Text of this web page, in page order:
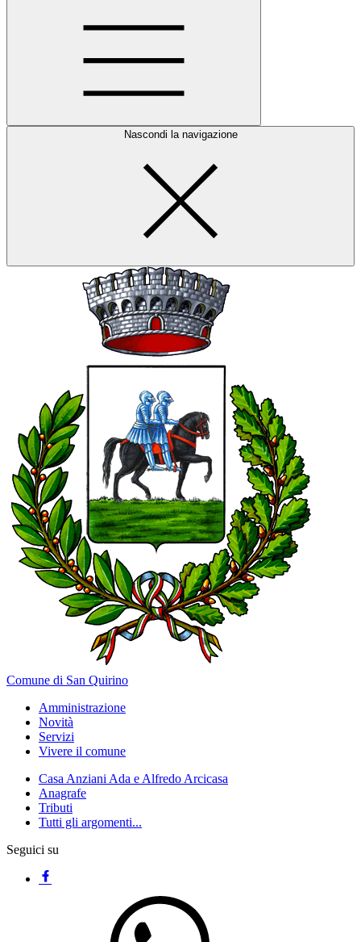
Nascondi la navigazione
Comune di San Quirino
Amministrazione
Novità
Servizi
Vivere il comune
Casa Anziani Ada e Alfredo Arcicasa
Anagrafe
Tributi
Tutti gli argomenti...
Seguici su